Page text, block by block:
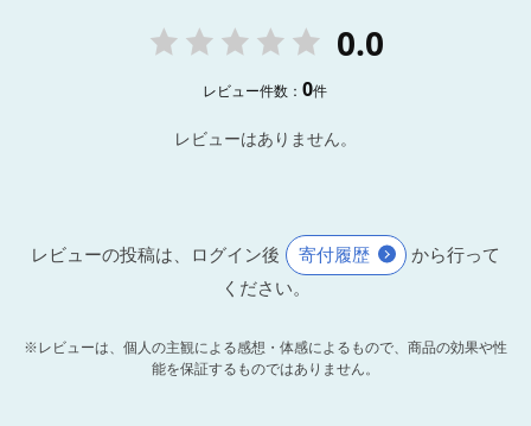
0.0
レビュー件数：0件
レビューはありません。
レビューの投稿は、ログイン後 寄付履歴
から行って
ください。
※レビューは、個人の主観による感想・体感によるもので、商品の効果や性
能を保証するものではありません。